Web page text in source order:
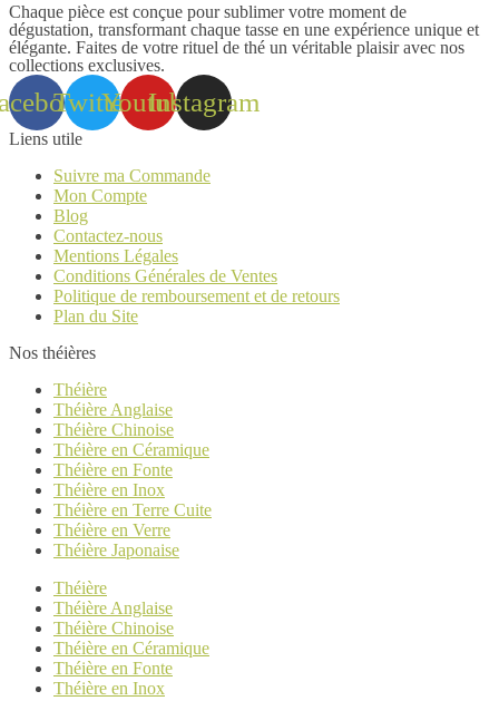
Chaque pièce est conçue pour sublimer votre moment de
dégustation, transformant chaque tasse en une expérience unique et
élégante. Faites de votre rituel de thé un véritable plaisir avec nos
collections exclusives.
TwitterYoutubeInstagram
Liens utile
Suivre ma Commande
Mon Compte
Blog
Contactez-nous
Mentions Légales
Conditions Générales de Ventes
Politique de remboursement et de retours
Plan du Site
Nos théières
Théière
Théière Anglaise
Théière Chinoise
Théière en Céramique
Théière en Fonte
Théière en Inox
Théière en Terre Cuite
Théière en Verre
Théière Japonaise
Théière
Théière Anglaise
Théière Chinoise
Théière en Céramique
Théière en Fonte
Théière en Inox